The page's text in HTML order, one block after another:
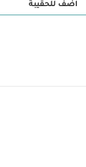
اضف للحقيبة